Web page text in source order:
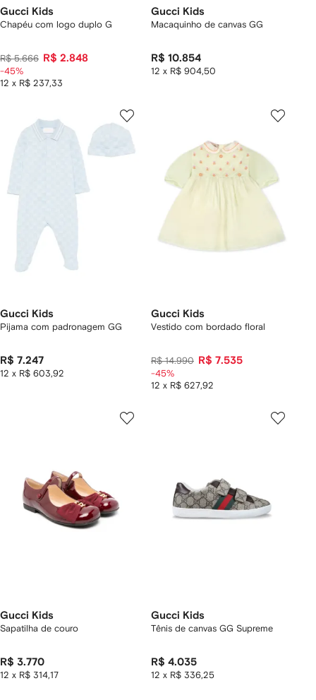
Gucci Kids
Chapéu com logo duplo G
R$ 5.666 R$ 2.848
12 x R$ 237,33
-45%
Gucci Kids
Macaquinho de canvas GG
R$ 10.854
12 x R$ 904,50
Gucci Kids
Pijama com padronagem GG
R$ 7.247
12 x R$ 603,92
Gucci Kids
Vestido com bordado floral
R$ 14.990 R$ 7.535
12 x R$ 627,92
-45%
Gucci Kids
Sapatilha de couro
R$ 3.770
12 x R$ 314,17
Gucci Kids
Tênis de canvas GG Supreme
R$ 4.035
12 x R$ 336,25